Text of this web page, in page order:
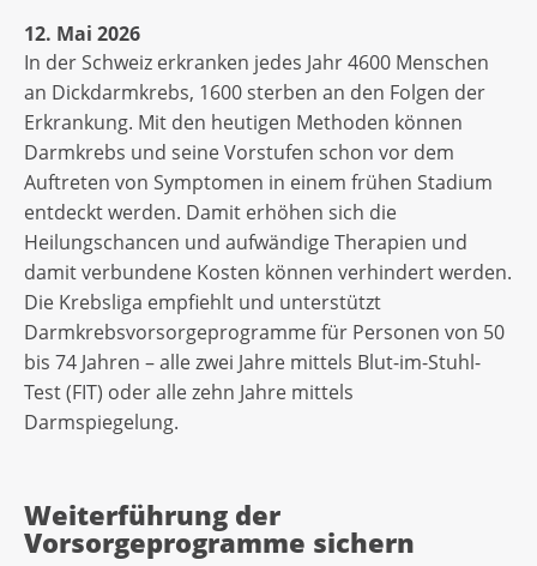
12. Mai 2026
In der Schweiz erkranken jedes Jahr 4600 Menschen
an Dickdarmkrebs, 1600 sterben an den Folgen der
Erkrankung. Mit den heutigen Methoden können
Darmkrebs und seine Vorstufen schon vor dem
Auftreten von Symptomen in einem frühen Stadium
entdeckt werden. Damit erhöhen sich die
Heilungschancen und aufwändige Therapien und
damit verbundene Kosten können verhindert werden.
Die Krebsliga empfiehlt und unterstützt
Darmkrebsvorsorgeprogramme für Personen von 50
bis 74 Jahren – alle zwei Jahre mittels Blut-im-Stuhl-
Test (FIT) oder alle zehn Jahre mittels
Darmspiegelung.
Weiterführung der
Vorsorgeprogramme sichern